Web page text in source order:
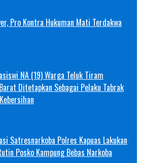
Pro Kontra Hukuman Mati Terdakwa
NA (19) Warga Teluk Tiram
Ditetapkan Sebagai Pelaku Tabrak
Satresnarkoba Polres Kapuas Lakukan
Posko Kampung Bebas Narkoba